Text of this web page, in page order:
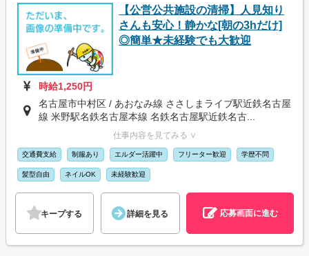
【公営公共施設の清掃】人見知り
さんも安心！静かな[朝の3hだけ]
◎簡単★未経験でも大歓迎
時給1,250円
名古屋市中村区 / あおなみ線 ささしまライブ駅近鉄名古屋
線 米野駅名鉄名古屋本線 名鉄名古屋駅近鉄名古...
仕事内容を見てみる ∨
交通費支給 制服あり エルダー活躍中 フリーター歓迎 学歴不問
髪型自由 ネイルOK 未経験歓迎
キープする 詳細を見る 応募画面に進む